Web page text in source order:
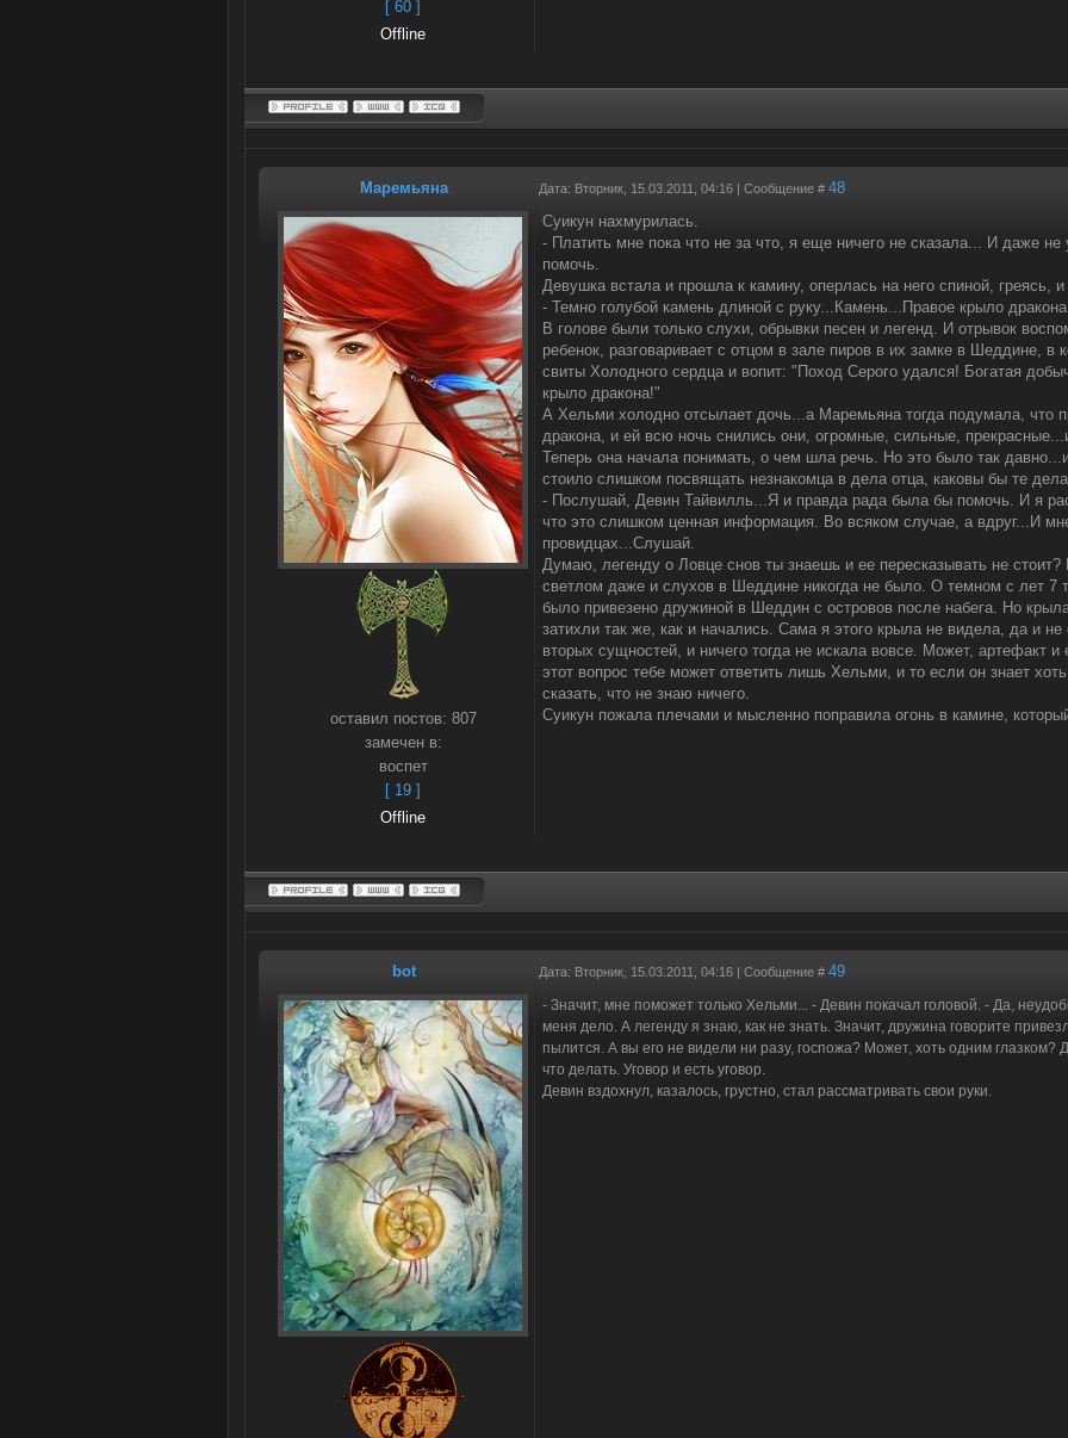
[ 60 ]
Offline
Маремьяна Дата: Вторник, 15.03.2011, 04:16 | Сообщение # 48
оставил постов: 807
замечен в:
воспет
[ 19 ]
Offline
Суикун нахмурилась.
- Платить мне пока что не за что, я еще ничего не сказала... И даже не
помочь.
Девушка встала и прошла к камину, оперлась на него спиной, греясь,
- Темно голубой камень длиной с руку...Камень...Правое крыло
В голове были только слухи, обрывки песен и легенд. И отрывок
ребенок, разговаривает с отцом в зале пиров в их замке в Шеддине, в
свиты Холодного сердца и вопит: "Поход Серого удался! Богатая
крыло дракона!"
А Хельми холодно отсылает дочь...а Маремьяна тогда подумала, что
дракона, и ей всю ночь снились они, огромные, сильные,
Теперь она начала понимать, о чем шла речь. Но это было так
стоило слишком посвящать незнакомца в дела отца, каковы бы те
- Послушай, Девин Тайвилль...Я и правда рада была бы помочь. И я
что это слишком ценная информация. Во всяком случае, а вдруг...И
провидцах...Слушай.
Думаю, легенду о Ловце снов ты знаешь и ее пересказывать не
светлом даже и слухов в Шеддине никогда не было. О темном с лет 7
было привезено дружиной в Шеддин с островов после набега. Но
затихли так же, как и начались. Сама я этого крыла не видела, да и
вторых сущностей, и ничего тогда не искала вовсе. Может, артефакт
этот вопрос тебе может ответить лишь Хельми, и то если он знает
сказать, что не знаю ничего.
Суикун пожала плечами и мысленно поправила огонь в камине,
bot Дата: Вторник, 15.03.2011, 04:16 | Сообщение # 49
- Значит, мне поможет только Хельми... - Девин покачал головой. - Да,
меня дело. А легенду я знаю, как не знать. Значит, дружина говорите
пылится. А вы его не видели ни разу, госпожа? Может, хоть одним
что делать. Уговор и есть уговор.
Девин вздохнул, казалось, грустно, стал рассматривать свои руки.